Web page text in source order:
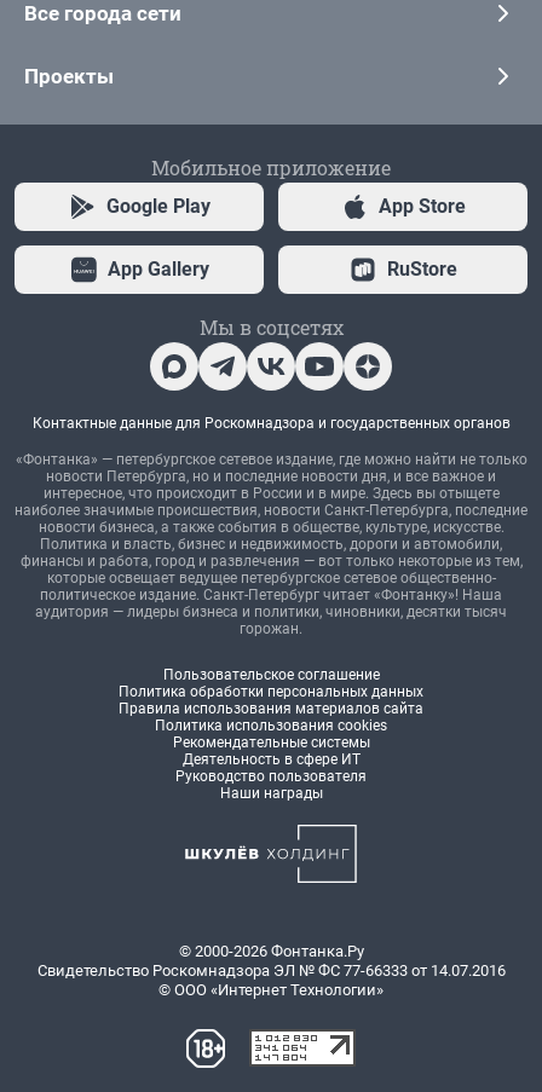
Все города сети
Проекты
Мобильное приложение
Google Play App Store
App Gallery RuStore
Мы в соцсетях
Контактные данные для Роскомнадзора и государственных органов
«Фонтанка» — петербургское сетевое издание, где можно найти не только
новости Петербурга, но и последние новости дня, и все важное и
интересное, что происходит в России и в мире. Здесь вы отыщете
наиболее значимые происшествия, новости Санкт-Петербурга, последние
новости бизнеса, а также события в обществе, культуре, искусстве.
Политика и власть, бизнес и недвижимость, дороги и автомобили,
финансы и работа, город и развлечения — вот только некоторые из тем,
которые освещает ведущее петербургское сетевое общественно-
политическое издание. Санкт-Петербург читает «Фонтанку»! Наша
аудитория — лидеры бизнеса и политики, чиновники, десятки тысяч
горожан.
Пользовательское соглашение
Политика обработки персональных данных
Правила использования материалов сайта
Политика использования cookies
Рекомендательные системы
Деятельность в сфере ИТ
Руководство пользователя
Наши награды
© 2000-2026 Фонтанка.Ру
Свидетельство Роскомнадзора ЭЛ № ФС 77-66333 от 14.07.2016
© ООО «Интернет Технологии»